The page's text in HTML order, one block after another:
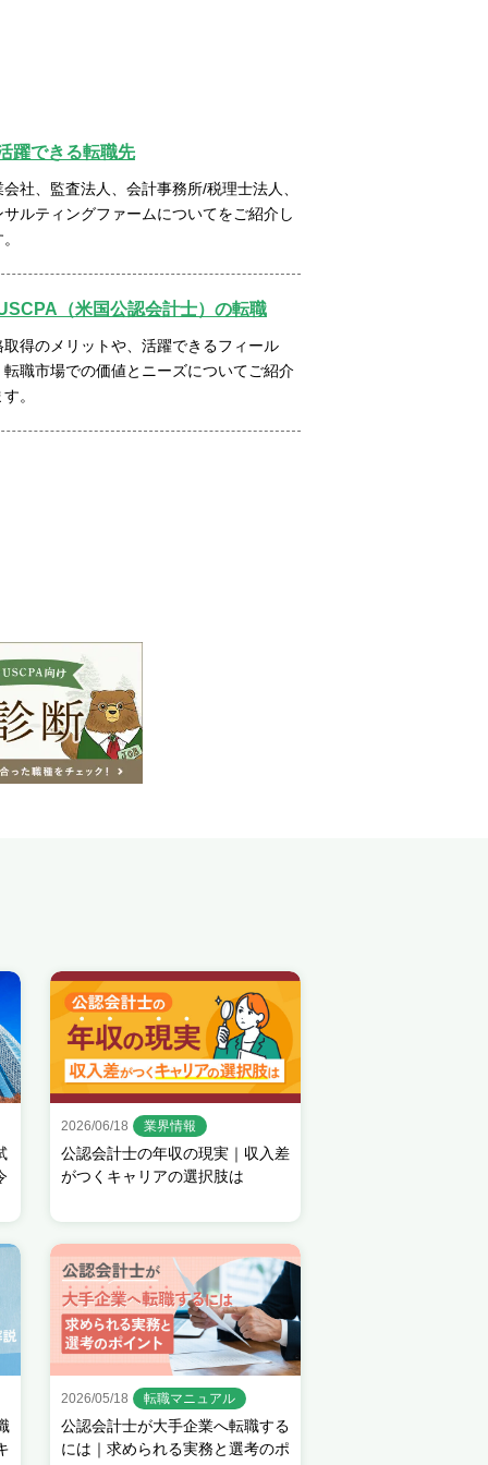
躍できる転職先
会社、監査法人、会計事務所/税理士法人、
サルティングファームについてをご紹介し
（米国公認会計士）の転職
取得のメリットや、活躍できるフィール
転職市場での価値とニーズについてご紹介
。
2026/06/18 業界情報
公認会計士の年収の現実｜収入差
がつくキャリアの選択肢は
2026/05/18 転職マニュアル
公認会計士が大手企業へ転職する
には｜求められる実務と選考のポ